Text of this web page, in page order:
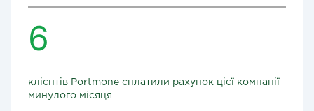
6
клієнтів Portmone сплатили рахунок цієї компанії
минулого місяця